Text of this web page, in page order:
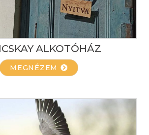
ALKOTÓHÁZ
MEGNÉZEM